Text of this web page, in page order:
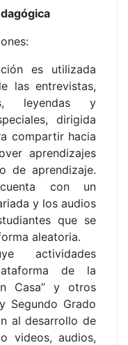
es utilizada
las entrevistas,
leyendas y
dirigida
compartir hacia
aprendizajes
de aprendizaje.
con un
y los audios
que se
aleatoria.
actividades
de la
Casa” y otros
Segundo Grado
al desarrollo de
videos, audios,